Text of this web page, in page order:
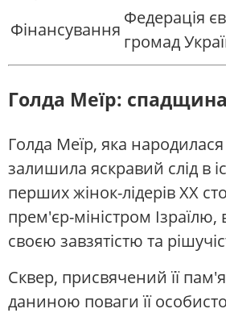
Фінансування
Федерація
громад
Голда Меїр:
Голда Меїр, яка народилася
залишила яскравий слід в
перших жінок-лідерів ХХ
прем'єр-міністром
своєю завзятістю та
Сквер, присвячений її
даниною поваги її